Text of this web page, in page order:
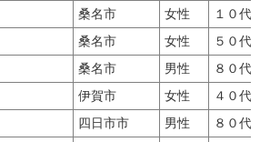
桑名市 女性
１０代
桑名市 女性
５０代
桑名市 男性
８０代
伊賀市 女性
４０代
四日市市 男性
８０代